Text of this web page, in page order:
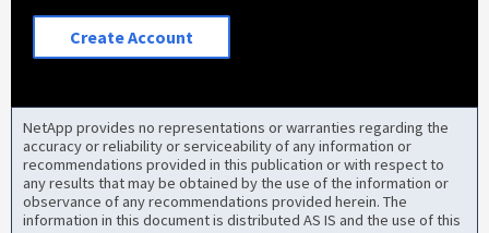
Create Account
NetApp provides no representations or warranties regarding the
accuracy or reliability or serviceability of any information or
recommendations provided in this publication or with respect to
any results that may be obtained by the use of the information or
observance of any recommendations provided herein. The
information in this document is distributed AS IS and the use of this